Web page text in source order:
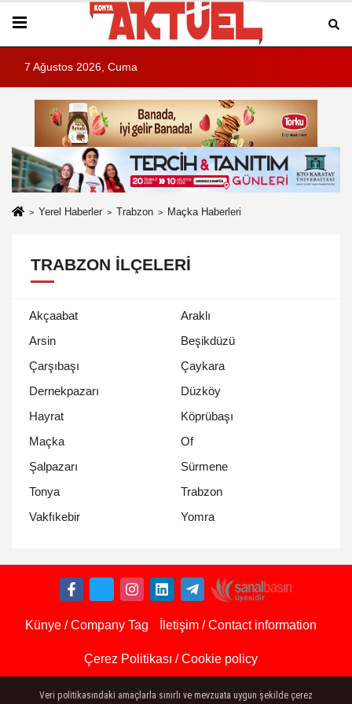
7 Ağustos 2026, Cuma
Yerel Haberler Trabzon Maçka Haberleri
TRABZON İLÇELERI
Akçaabat
Araklı
Arsin
Beşikdüzü
Çarşıbaşı
Çaykara
Dernekpazarı
Düzköy
Hayrat
Köprübaşı
Maçka
Of
Şalpazarı
Sürmene
Tonya
Trabzon
Vakfıkebir
Yomra
Künye / Company Tag İletişim / Contact information
Çerez Politikası / Cookie policy
Gizlilik Politikası - Privacy Policy
Veri politikasındaki amaçlarla sınırlı ve mevzuata uygun şekilde çerez